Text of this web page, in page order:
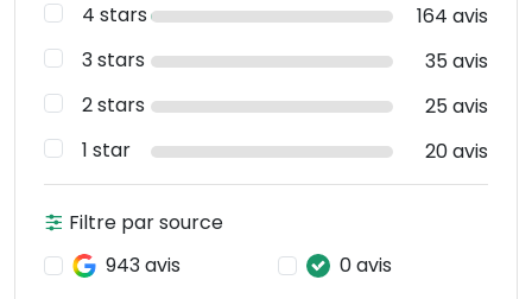
4 stars
164 avis
3 stars
35 avis
2 stars
25 avis
1 star
20 avis
Filtre par source
943 avis
0 avis